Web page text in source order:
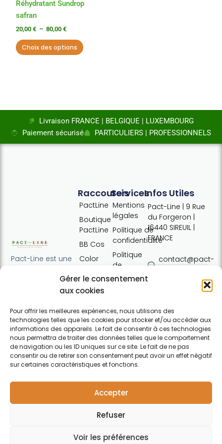
Gérer le consentement
aux cookies
Pour offrir les meilleures expériences, nous utilisons des
technologies telles que les cookies pour stocker et/ou accéder aux
informations des appareils. Le fait de consentir à ces technologies
nous permettra de traiter des données telles que le comportement
de navigation ou les ID uniques sur ce site. Le fait de ne pas
consentir ou de retirer son consentement peut avoir un effet négatif
sur certaines caractéristiques et fonctions.
Accepter
Refuser
Voir les préférences
Réhydratant Sundrop
safran
20,00 € – 80,00 €
Choix des options
choisies
sur
la
page
du
Livraison FRANCE | BELGIQUE | LUXEMBOURG
Paiement sécurisé
PARTICULIERS | PROFESSIONNELS
Pact-Line est une
proposant des
capillaires de
haute qualité et
soucieux du
respect de
l'environnement.
Pour particuliers et
F
Services
Mentions
légales
Politique de
confidentialité
Politique
de
cookies
de vente
Contact
Raccourcis
PactLine
Boutique
PactLine
BB Cos
Color
Pure
Elements
Infos Utiles
Pact-Line | 9 Rue
du Forgeron |
16440 SIREUIL |
FRANCE
contact@pact-
Tel : +33 (0)7
Horaires:
Lundi · 13h30 ·
17h30 | Mardi,
mercredi,
jeudi : 09h30 ·
12h30 / 13h30 ·
Vendredi :